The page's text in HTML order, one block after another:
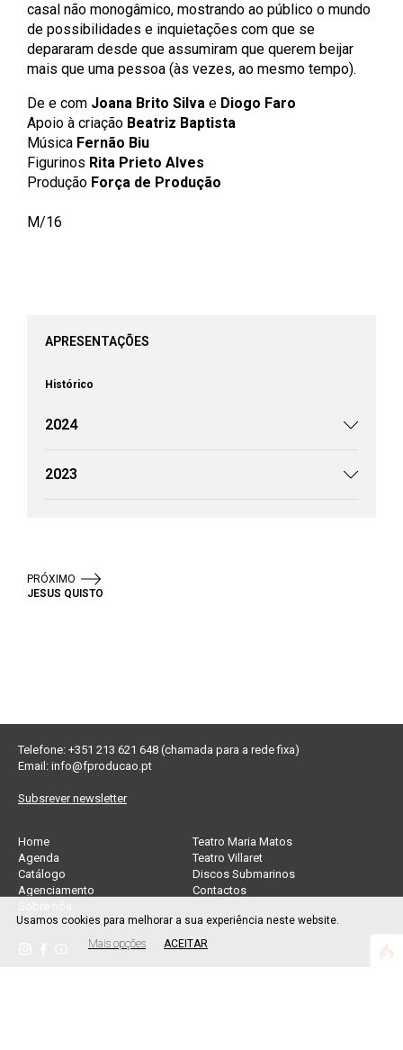
casal não monogâmico, mostrando ao público o mundo
de possibilidades e inquietações com que se
depararam desde que assumiram que querem beijar
mais que uma pessoa (às vezes, ao mesmo tempo).
De e com Joana Brito Silva e Diogo Faro
Apoio à criação Beatriz Baptista
Música Fernão Biu
Figurinos Rita Prieto Alves
Produção Força de Produção
M/16
APRESENTAÇÕES
Histórico
2024
2023
PRÓXIMO
JESUS QUISTO
Telefone: +351 213 621 648 (chamada para a rede fixa)
Email: info@fproducao.pt
Subsrever newsletter
Home
Agenda
Catálogo
Agenciamento
Teatro Maria Matos
Teatro Villaret
Discos Submarinos
Contactos
Usamos cookies para melhorar a sua experiência neste website.
Mais opções
ACEITAR